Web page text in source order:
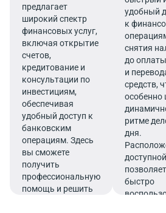
предлагает
широкий спектр
финансовых услуг,
включая открытие
счетов,
кредитование и
консультации по
инвестициям,
обеспечивая
удобный доступ к
банковским
операциям. Здесь
вы сможете
получить
профессиональную
помощь и решить
удобный
к
снятия
до
и
средств,
особенно
ритме
дня.
позволяет
быстро